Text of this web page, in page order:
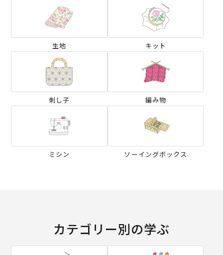
生地 キット
刺し子 編み物
ミシン ソーイングボックス
カテゴリー別の学ぶ